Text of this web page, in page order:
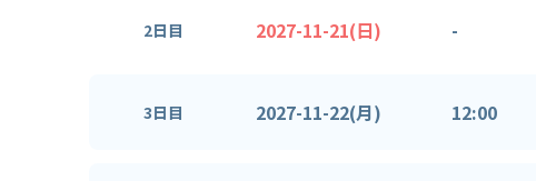
2日目 2027-11-21(日) -
3日目 2027-11-22(月) 12:00